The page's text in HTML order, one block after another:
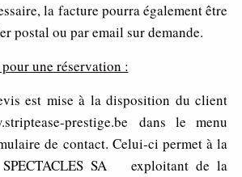
la facture pourra également être
postal ou par email sur demande.
une réservation :
est mise à la disposition du client
prestige.be dans le menu
de contact. Celui-ci permet à la
SPECTACLES SA exploitant de la